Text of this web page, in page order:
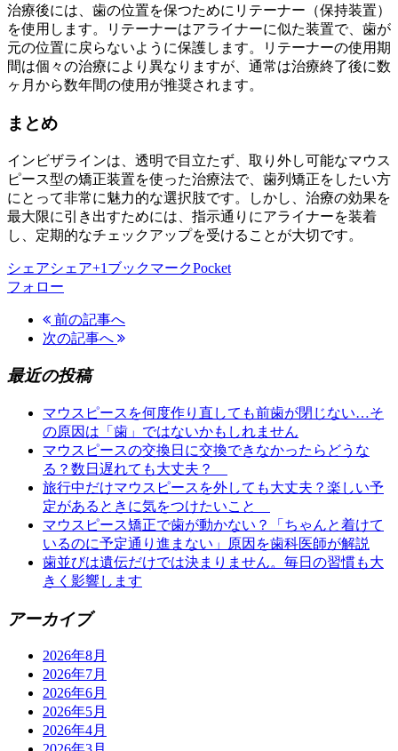
治療後には、歯の位置を保つためにリテーナー（保持装置）
を使用します。リテーナーはアライナーに似た装置で、歯が
元の位置に戻らないように保護します。リテーナーの使用期
間は個々の治療により異なりますが、通常は治療終了後に数
ヶ月から数年間の使用が推奨されます。
まとめ
インビザラインは、透明で目立たず、取り外し可能なマウス
ピース型の矯正装置を使った治療法で、歯列矯正をしたい方
にとって非常に魅力的な選択肢です。しかし、治療の効果を
最大限に引き出すためには、指示通りにアライナーを装着
し、定期的なチェックアップを受けることが大切です。
シェアシェア+1 ブックマークPocket
フォロー
前の記事へ
次の記事へ
最近の投稿
マウスピースを何度作り直しても前歯が閉じない…そ
の原因は「歯」ではないかもしれません
マウスピースの交換日に交換できなかったらどうな
る？数日遅れても大丈夫？
旅行中だけマウスピースを外しても大丈夫？楽しい予
定があるときに気をつけたいこと
マウスピース矯正で歯が動かない？「ちゃんと着けて
いるのに予定通り進まない」原因を歯科医師が解説
歯並びは遺伝だけでは決まりません。毎日の習慣も大
きく影響します
アーカイブ
2026年8月
2026年7月
2026年6月
2026年5月
2026年4月